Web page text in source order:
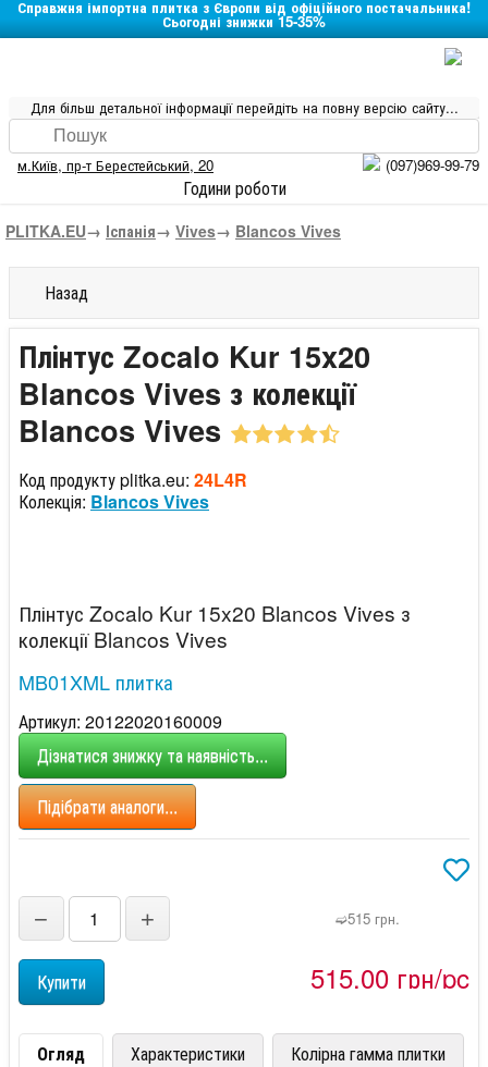
Справжня імпортна плитка з Європи від офіційного постачальника!
Сьогодні знижки 15-35%
Для більш детальної інформації перейдіть на повну версію сайту...
м.Київ, пр-т Берестейський, 20 (097)969-99-79
Години роботи
PLITKA.EU→ Іспанія→ Vives→ Blancos Vives
Назад
Плінтус Zocalo Kur 15x20
Blancos Vives з колекції
Blancos Vives
Код продукту plitka.eu: 24L4R
Колекція: Blancos Vives
Плінтус Zocalo Kur 15x20 Blancos Vives з
колекції Blancos Vives
MB01XML плитка
Артикул: 20122020160009
Дізнатися знижку та наявність...
Підібрати аналоги...
− + ➫515 грн.
515,00 грн/pc
Огляд Характеристики
Колірна гамма плитки